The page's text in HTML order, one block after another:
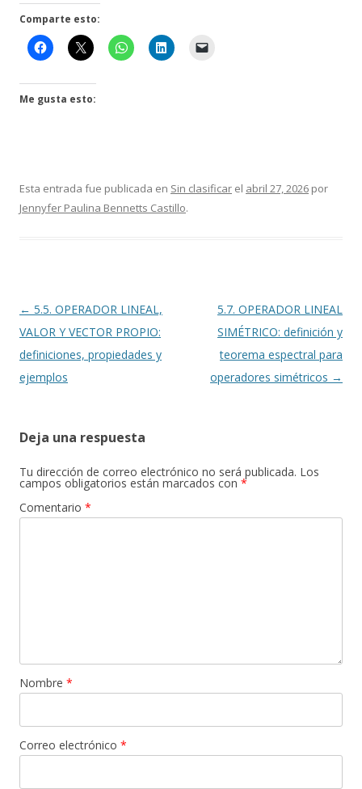
Comparte esto:
Me gusta esto:
Esta entrada fue publicada en Sin clasificar el abril 27, 2026 por
Jennyfer Paulina Bennetts Castillo.
Navegación
de
entradas
← 5.5. OPERADOR LINEAL,
VALOR Y VECTOR PROPIO:
definiciones, propiedades y
ejemplos
5.7. OPERADOR LINEAL
SIMÉTRICO: definición y
teorema espectral para
operadores simétricos →
Deja una respuesta
Tu dirección de correo electrónico no será publicada. Los
campos obligatorios están marcados con *
Comentario *
Nombre *
Correo electrónico *